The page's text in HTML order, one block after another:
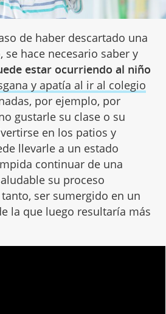
de haber descartado una
se hace necesario saber y
estar ocurriendo al niño
y apatía al ir al colegio
por ejemplo, por
gustarle su clase o su
en los patios y
llevarle a un estado
continuar de una
su proceso
ser sumergido en un
la que luego resultaría más